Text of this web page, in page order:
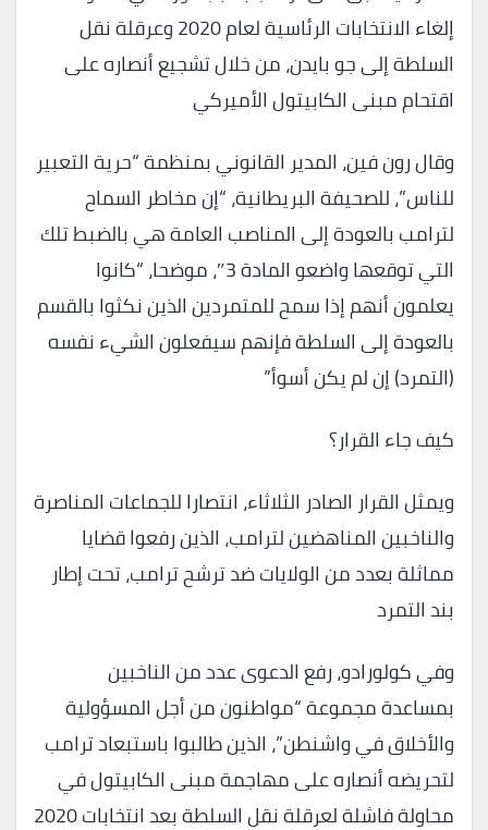
إلغاء الانتخابات الرئاسية لعام 2020 وعرقلة نقل
السلطة إلى جو بايدن، من خلال تشجيع أنصاره على
اقتحام مبنى الكابيتول الأميركي
وقال رون فين، المدير القانوني بمنظمة “حرية التعبير
للناس”، للصحيفة البريطانية، “إن مخاطر السماح
لترامب بالعودة إلى المناصب العامة هي بالضبط تلك
التي توقعها واضعو المادة 3″، موضحا، “كانوا
يعلمون أنهم إذا سمح للمتمردين الذين نكثوا بالقسم
بالعودة إلى السلطة فإنهم سيفعلون الشيء نفسه
(التمرد) إن لم يكن أسوأ”
كيف جاء القرار؟
ويمثل القرار الصادر الثلاثاء، انتصارا للجماعات المناصرة
والناخبين المناهضين لترامب، الذين رفعوا قضايا
مماثلة بعدد من الولايات ضد ترشح ترامب، تحت إطار
بند التمرد
وفي كولورادو، رفع الدعوى عدد من الناخبين
بمساعدة مجموعة “مواطنون من أجل المسؤولية
والأخلاق في واشنطن”، الذين طالبوا باستبعاد ترامب
لتحريضه أنصاره على مهاجمة مبنى الكابيتول في
محاولة فاشلة لعرقلة نقل السلطة بعد انتخابات 2020